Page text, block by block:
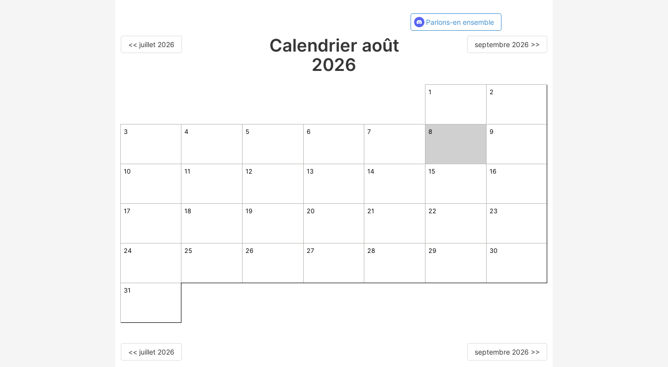
Parlons-en ensemble
Calendrier août
2026
<< juillet 2026 septembre 2026 >>
1 2
3 4 5 6 7 8 9
10 11 12 13 14 15 16
17 18 19 20 21 22 23
24 25 26 27 28 29 30
31
<< juillet 2026 septembre 2026 >>